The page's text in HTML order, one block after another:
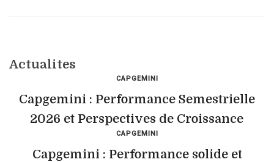
Actualites
CAPGEMINI
Capgemini : Performance Semestrielle
2026 et Perspectives de Croissance
CAPGEMINI
Capgemini : Performance solide et